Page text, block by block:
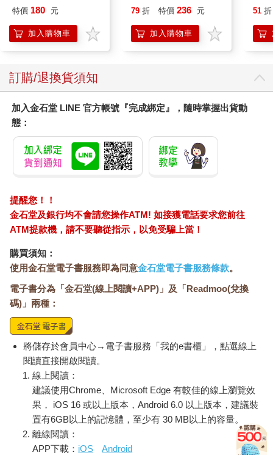
加購]
特價 180 元
加入購物車
成為圖書管理員不擇手
79 折 特價 236 元
加入購物車
51 折
訂購/退換貨須知
加入金石堂 LINE 官方帳號『完成綁定』，隨時掌握出貨動
態：
提醒您！！
金石堂及銀行均不會請您操作ATM! 如接獲電話要求您前往
ATM提款機，請不要聽從指示，以免受騙上當！
購買須知：
使用金石堂電子書服務即為同意金石堂電子書服務條款。
電子書分為「金石堂(線上閱讀+APP)」及「Readmoo(兌換
碼)」兩種：
將儲存於會員中心→電子書服務「我的e書櫃」，點選線上
閱讀直接開啟閱讀。
線上閱讀：
建議使用Chrome、Microsoft Edge 有較佳的線上瀏覽效
果， iOS 16 或以上版本，Android 6.0 以上版本，建議裝
置有6GB以上的記憶體，至少有 30 MB以上的容量。
離線閱讀：
APP下載： iOS
Android